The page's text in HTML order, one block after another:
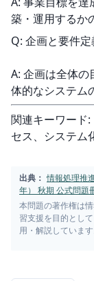
築・運用するか
Q: 企画と要件
A: 企画は全体
体的なシステム
関連キーワード
セス、システム
出典： 情報処理推
年） 秋期 公式問題
本問題の著作権は
習支援を目的とし
用・解説しています